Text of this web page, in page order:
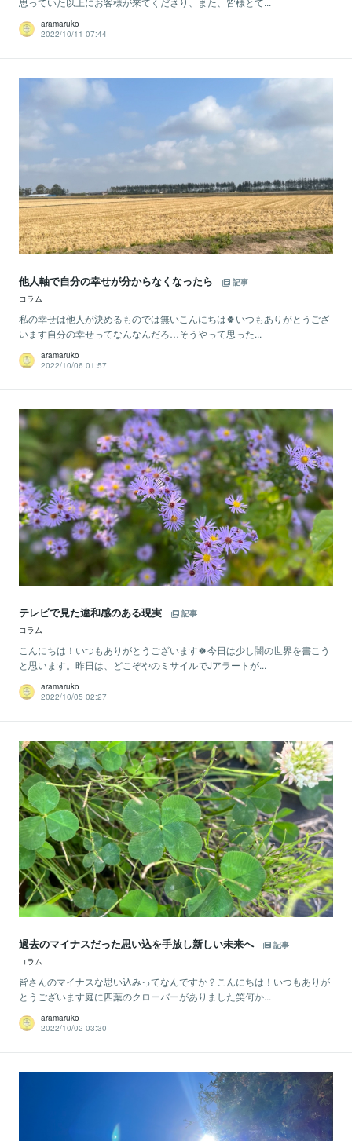
aramaruko
2022/10/11 07:44
他人軸で自分の幸せが分からなくなったら
記事
コラム
​私の幸せは他人が決めるものでは無いこんにちは🍀いつもありがとうござ
います自分の幸せってなんなんだろ…そうやって思った...
aramaruko
2022/10/06 01:57
テレビで見た違和感のある現実
記事
コラム
こんにちは！いつもありがとうございます🍀今日は少し闇の世界を書こう
と思います。昨日は、どこぞやのミサイルでJアラートが...
aramaruko
2022/10/05 02:27
過去のマイナスだった思い込を手放し新しい未来へ
記事
コラム
​皆さんのマイナスな思い込みってなんですか？こんにちは！いつもありが
とうございます庭に四葉のクローバーがありました笑何か...
aramaruko
2022/10/02 03:30